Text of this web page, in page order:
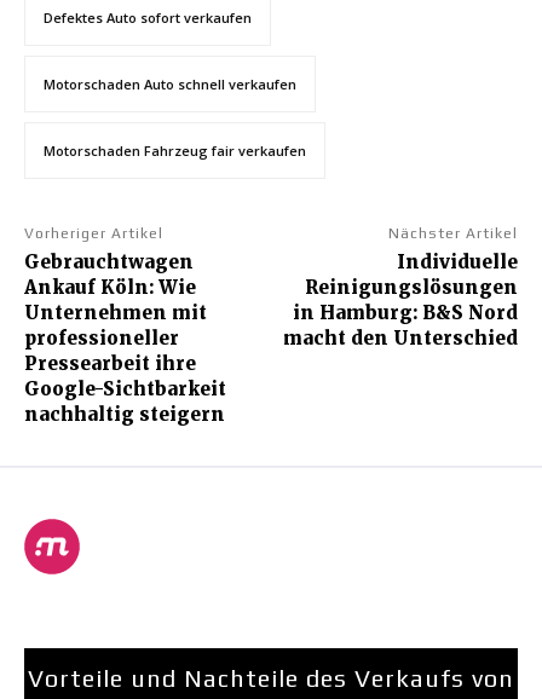
Defektes Auto sofort verkaufen
Motorschaden Auto schnell verkaufen
Motorschaden Fahrzeug fair verkaufen
Vorheriger Artikel
Gebrauchtwagen
Ankauf Köln: Wie
Unternehmen mit
professioneller
Pressearbeit ihre
Google-Sichtbarkeit
nachhaltig steigern
Nächster Artikel
Individuelle
Reinigungslösungen
in Hamburg: B&S Nord
macht den Unterschied
Vorteile und Nachteile des Verkaufs von